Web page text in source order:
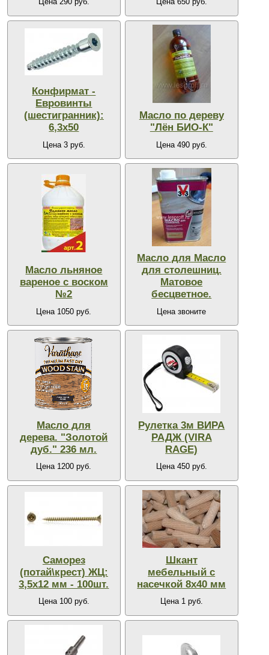
Конфирмат -
Евровинты
(шестигранник):
6,3х50
Цена 3 руб.
Масло по дереву
"Лён БИО-К"
Цена 490 руб.
Масло льняное
вареное с воском
№2
Цена 1050 руб.
Масло для Масло
для столешниц.
Матовое
бесцветное.
Цена звоните
Масло для
дерева. "Золотой
дуб." 236 мл.
Цена 1200 руб.
Рулетка 3м ВИРА
РАДЖ (VIRA
RAGE)
Цена 450 руб.
Саморез
(потай\крест) ЖЦ:
3,5х12 мм - 100шт.
Цена 100 руб.
Шкант
мебельный с
насечкой 8х40 мм
Цена 1 руб.